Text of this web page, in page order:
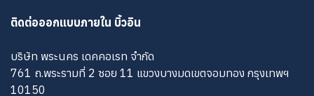
ติดต่อออกแบบภายใน บิ้วอิน
บริษัท พระนคร เดคคอเรท จำกัด
761 ถ.พระรามที่ 2 ซอย 11 แขวงบางมดเขตจอมทอง กรุงเทพฯ
10150